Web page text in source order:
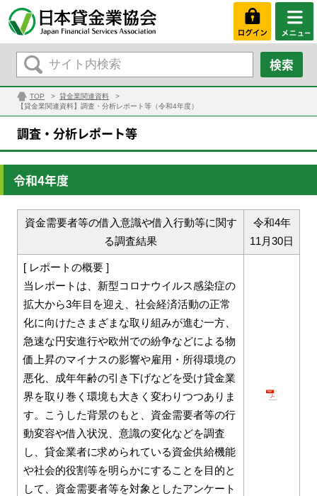
TOP
貸金業関連資料
【貸金業関連資料】調査・分析レポート等（令和4年度）
調査・分析レポート等
令和4年度
資⾦需要者等の借⼊意識や借⼊⾏動等に関す
る調査結果
令和4年
11月30日
[ レポートの概要 ]
当レポートは、新型コロナウイルス感染症の
拡大から3年目を迎え、社会経済活動の正常
化に向けたさまざまな取り組みが進む一方、
急速な円安進行や欧州での紛争などによる物
価上昇のマイナスの影響や雇用・所得環境の
悪化、成年年齢の引き下げなどを受け貸金業
界を取り巻く環境も大きく変わりつつありま
す。こうした背景のもと、資金需要者等の行
動変容や借入状況、意識の変化などを調査
し、貸金業者に求められている資金供給機能
や社会的役割等を明らかにすることを目的と
して、資金需要者等を対象としたアンケート